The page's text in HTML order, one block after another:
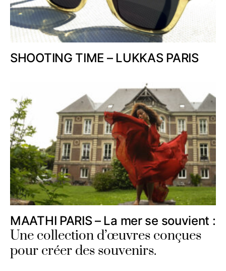
SHOOTING TIME – LUKKAS PARIS
MAATHI PARIS – La mer se souvient :
Une collection d’œuvres conçues
pour créer des souvenirs.